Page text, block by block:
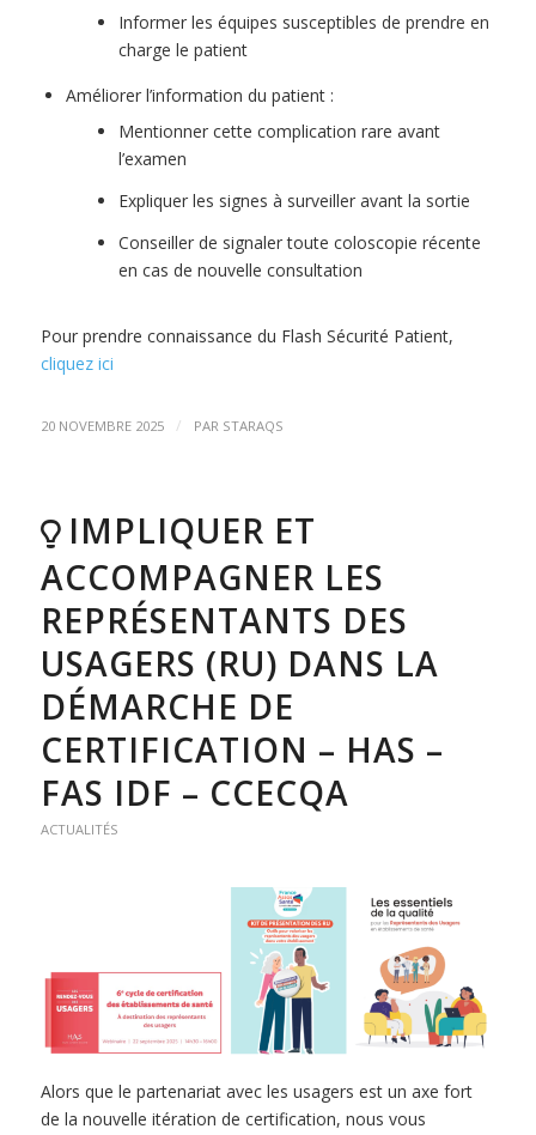
Informer les équipes susceptibles de prendre en
charge le patient
Améliorer l’information du patient :
Mentionner cette complication rare avant
l’examen
Expliquer les signes à surveiller avant la sortie
Conseiller de signaler toute coloscopie récente
en cas de nouvelle consultation
Pour prendre connaissance du Flash Sécurité Patient,
cliquez ici
20 NOVEMBRE 2025 / PAR STARAQS
IMPLIQUER ET
ACCOMPAGNER LES
REPRÉSENTANTS DES
USAGERS (RU) DANS LA
DÉMARCHE DE
CERTIFICATION – HAS –
FAS IDF – CCECQA
ACTUALITÉS
Alors que le partenariat avec les usagers est un axe fort
de la nouvelle itération de certification, nous vous